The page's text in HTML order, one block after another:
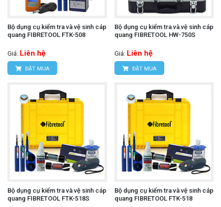
Bộ dụng cụ kiểm tra và vệ sinh cáp
quang FIBRETOOL FTK-508
Giá: Liên hệ
ĐẶT MUA
Bộ dụng cụ kiểm tra và vệ sinh cáp
quang FIBRETOOL HW-750S
Giá: Liên hệ
ĐẶT MUA
Bộ dụng cụ kiểm tra và vệ sinh cáp
quang FIBRETOOL FTK-518S
Bộ dụng cụ kiểm tra và vệ sinh cáp
quang FIBRETOOL FTK-518